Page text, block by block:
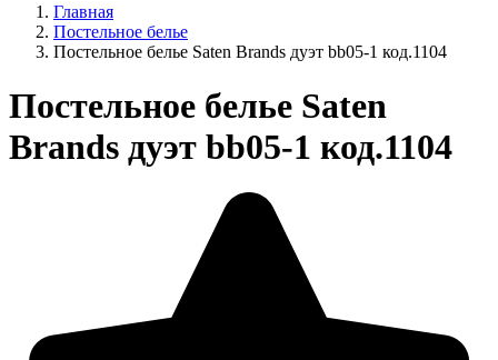
Главная
Постельное белье
Постельное белье Saten Brands дуэт bb05-1 код.1104
Постельное белье Saten
Brands дуэт bb05-1 код.1104